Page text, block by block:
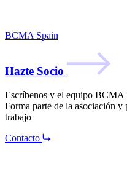
BCMA Spain
Hazte Socio
Escríbenos y el equipo BCMA
Forma parte de la asociación y
trabajo
Contacto